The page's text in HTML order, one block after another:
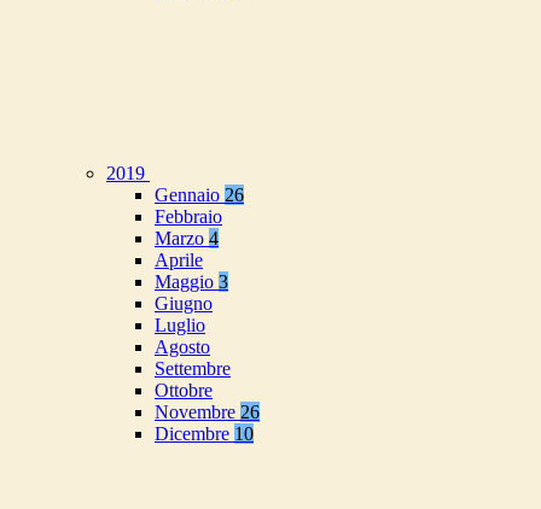
2019
Gennaio 26
Febbraio
Marzo 4
Aprile
Maggio 3
Giugno
Luglio
Agosto
Settembre
Ottobre
Novembre 26
Dicembre 10